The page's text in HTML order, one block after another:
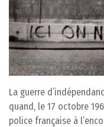
La guerre
quand, le 17 octobre
police française à